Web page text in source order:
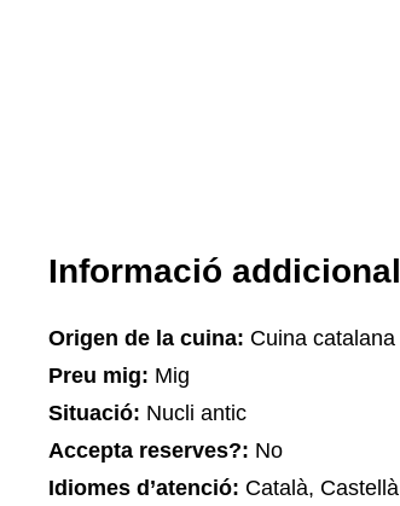
Informació addicional
Origen de la cuina: Cuina catalana
Preu mig: Mig
Situació: Nucli antic
Accepta reserves?: No
Idiomes d’atenció: Català, Castellà